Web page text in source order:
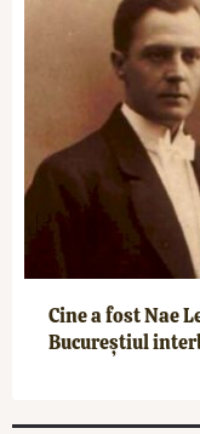
Cine a fost Nae
Bucureștiul